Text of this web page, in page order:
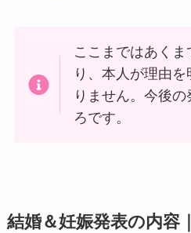
ここまではあく
り、本人が理由
りません。今後
ろです。
結婚＆妊娠発表の内容